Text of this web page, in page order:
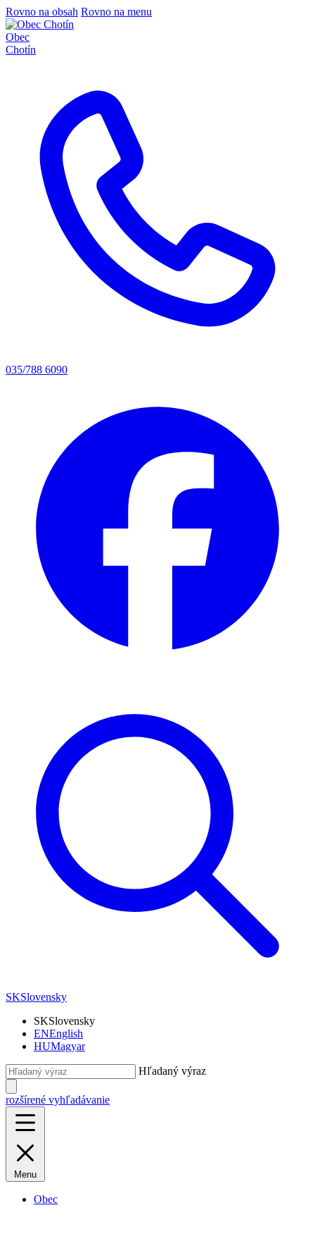
Rovno na obsah Rovno na menu
Obec
Chotín
035/788 6090
SKSlovensky
SKSlovensky
ENEnglish
HUMagyar
Hľadaný výraz
rozšírené vyhľadávanie
Menu
Obec